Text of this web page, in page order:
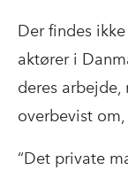
Der findes
aktører i
deres arbejde,
overbevist
“Det private